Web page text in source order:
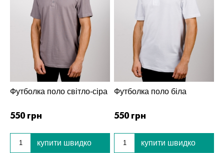
Футболка поло світло-сіра
550 грн
купити швидко
Футболка поло біла
550 грн
купити швидко